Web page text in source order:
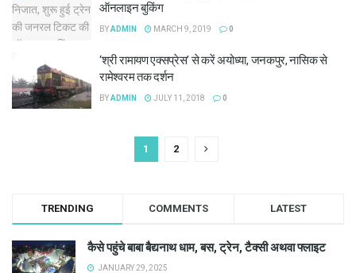
ऑनलाइन बुकिंग
BYADMIN MARCH 9, 2019 0
‘श्री रामायण एक्सप्रेस’ से करें अयोध्या, जनकपुर, नासिक से
रामेश्वरम तक दर्शन
BYADMIN JULY 11, 2018 0
1 2
TRENDING COMMENTS LATEST
कैसे पहुंचे बाबा बैद्यनाथ धाम, बस, ट्रेन, टैक्सी अथवा फ्लाइट
JANUARY 29, 2025